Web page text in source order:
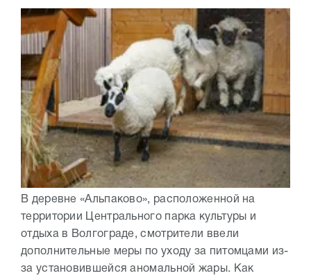
В деревне «Альпаково», расположенной на
территории Центрального парка культуры и
отдыха в Волгограде, смотрители ввели
дополнительные меры по уходу за питомцами из-
за установившейся аномальной жары. Как